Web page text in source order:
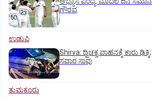
ಗೌರವ
ಉಡುಪಿ
Shirva: ದ್ವಿಚಕ್ರ ವಾಹನಕ್ಕೆ ಕಾರು ಢಿಕ್ಕಿ;
ಸವಾರ ಸಾವು
ತುಮಕೂರು